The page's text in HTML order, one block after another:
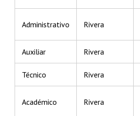
Administrativo Rivera
Auxiliar Rivera
Técnico Rivera
Académico Rivera